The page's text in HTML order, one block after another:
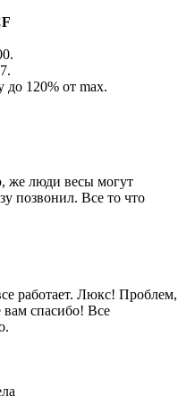
до 120% от max.
же люди весы могут
позвонил. Все то что
работает. Люкс! Проблем,
спасибо! Все